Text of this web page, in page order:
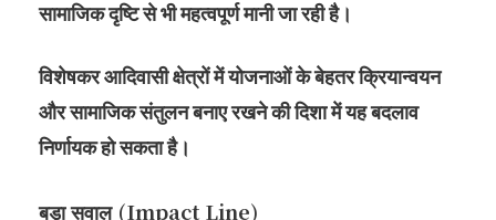
सामाजिक दृष्टि से भी महत्वपूर्ण मानी जा रही है।
विशेषकर आदिवासी क्षेत्रों में योजनाओं के बेहतर क्रियान्वयन
और सामाजिक संतुलन बनाए रखने की दिशा में यह बदलाव
निर्णायक हो सकता है।
बड़ा सवाल (Impact Line)